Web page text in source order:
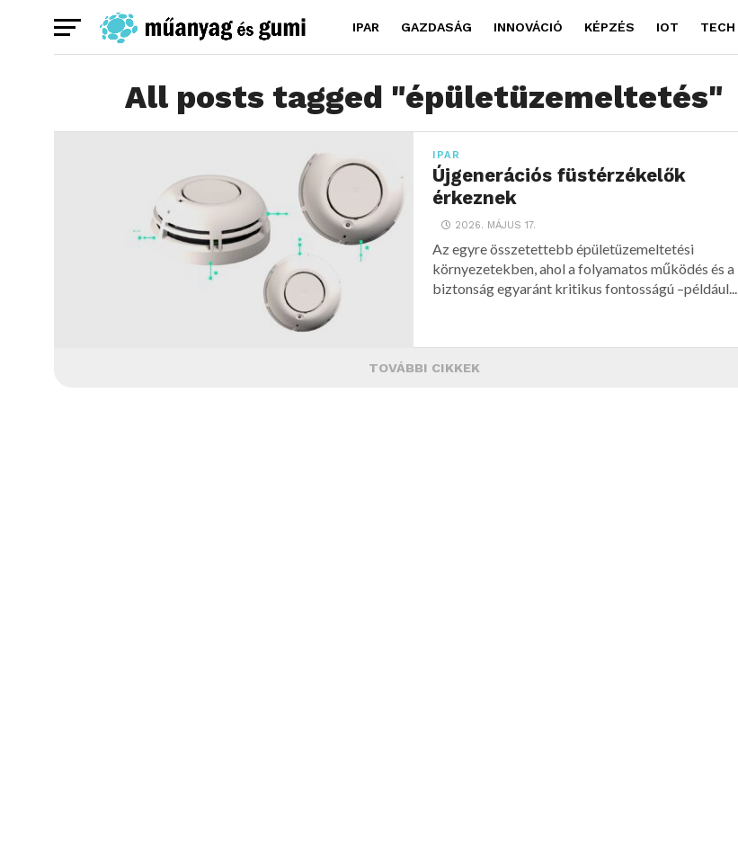
IPAR GAZDASÁG INNOVÁCIÓ KÉPZÉS IOT TECH
All posts tagged "épületüzemeltetés"
IPAR
Újgenerációs füstérzékelők
érkeznek
2026. MÁJUS 17.
Az egyre összetettebb épületüzemeltetési
környezetekben, ahol a folyamatos működés és a
biztonság egyaránt kritikus fontosságú –például...
TOVÁBBI CIKKEK